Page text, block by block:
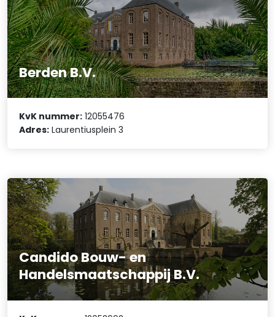
Berden B.V.
KvK nummer: 12055476
Adres: Laurentiusplein 3
Candido Bouw- en
Handelsmaatschappij B.V.